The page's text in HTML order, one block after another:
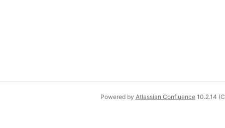
Powered by Atlassian Confluence 10.2.14